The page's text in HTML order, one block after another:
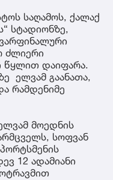
საღამოს, ქალაქ
სტადიონზე,
ძლიერი
წყლით დაიფარა.
ელვამ გაანათა,
რამდენიმე
მოედნის
სოფვან
12 ადამიანი